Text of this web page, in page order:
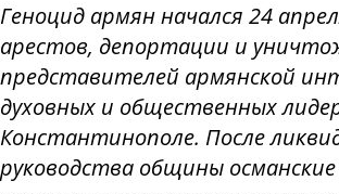
Геноцид армян начался 24
арестов, депортации и
представителей армянской
духовных и общественных
Константинополе. После
руководства общины